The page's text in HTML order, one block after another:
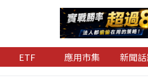
ETF 應用市集 新聞